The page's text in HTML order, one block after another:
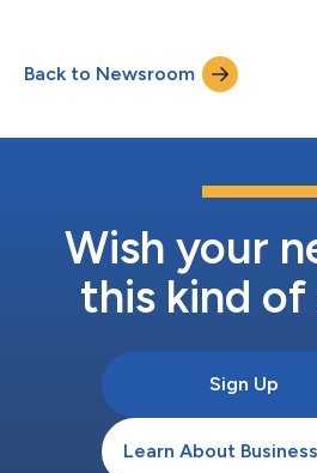
» en introduisant une prime liée à la
compte d’une plus grande part du
Back to Newsroom
Wish your
this kind of
Sign Up
Learn About